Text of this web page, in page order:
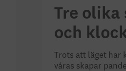
Tre olika
och
Trots att läget har
våras skapar